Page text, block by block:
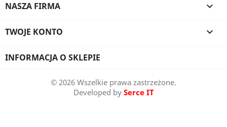
NASZA FIRMA 
TWOJE KONTO 
INFORMACJA O SKLEPIE
© 2026 Wszelkie prawa zastrzeżone.
Developed by Serce IT